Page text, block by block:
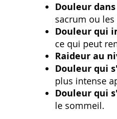
Douleur dans
sacrum ou les
Douleur qui
ce qui peut
Raideur au
Douleur qui
plus intense
Douleur qui
le sommeil.